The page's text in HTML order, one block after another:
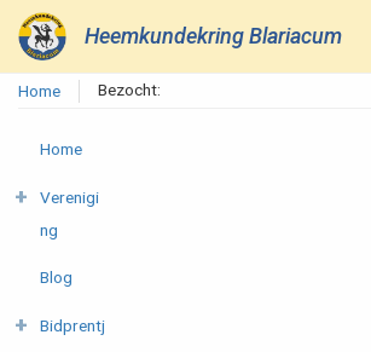
Heemkundekring Blariacum
Home Bezocht:
Home
Verenigi
ng
Blog
Bidprentj